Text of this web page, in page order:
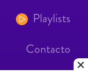
Playlists
Contacto